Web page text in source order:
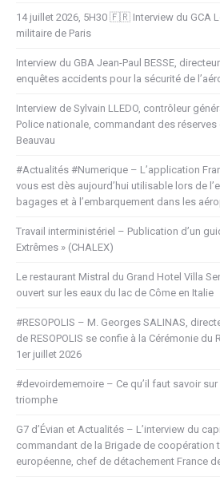
14 juillet 2026, 5H30 🇫🇷 Interview du GCA
militaire de Paris
Interview du GBA Jean-Paul BESSE,
enquêtes accidents pour la sécurité de
Interview de Sylvain LLEDO, contrôleur
Police nationale, commandant des réserves
Beauvau
#Actualités #Numerique – L’application
vous est dès aujourd’hui utilisable lors de
bagages et à l’embarquement dans les
Travail interministériel – Publication d’un
Extrêmes » (CHALEX)
Le restaurant Mistral du Grand Hotel Villa
ouvert sur les eaux du lac de Côme en Italie
#RESOPOLIS – M. Georges SALINAS,
de RESOPOLIS se confie à la Cérémonie du
1er juillet 2026
#devoirdememoire – Ce qu’il faut savoir sur
triomphe
G7 d’Évian et Actualités – L’interview du
commandant de la Brigade de coopération
européenne, chef de détachement France